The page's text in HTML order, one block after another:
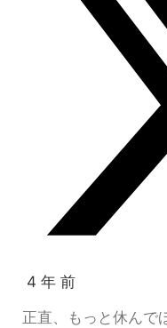
4 年 前
正直、もっと休んで